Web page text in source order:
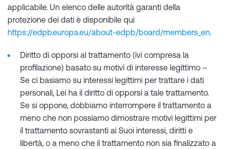
applicabile. Un elenco delle autorità garanti della
protezione dei dati è disponibile qui
https://edpb.europa.eu/about-edpb/board/members_en.
Diritto di opporsi al trattamento (ivi compresa la
profilazione) basato su motivi di interesse legittimo –
Se ci basiamo su interessi legittimi per trattare i dati
personali, Lei ha il diritto di opporsi a tale trattamento.
Se si oppone, dobbiamo interrompere il trattamento a
meno che non possiamo dimostrare motivi legittimi per
il trattamento sovrastanti ai Suoi interessi, diritti e
libertà, o a meno che il trattamento non sia finalizzato a